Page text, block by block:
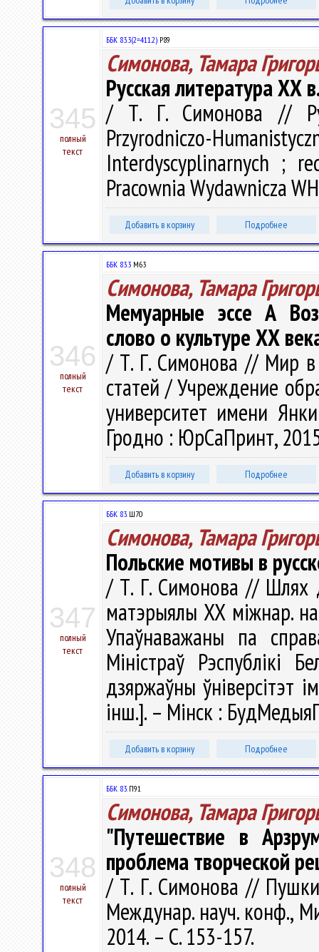
345
полный
текст
ББК 83.3(2=411.2) Р89
Симонова, Тамара
Русская литература ХХ
/ Т. Г. Симонова //
Przyrodniczo-
Interdyscyplinarnych ;
Pracownia Wydawnicza
Добавить в корзину Подробнее
346
полный
текст
ББК 83.3 М63
Симонова, Тамара
Мемуарные эссе А
слово о культуре ХХ
/ Т. Г. Симонова // Мир в
статей / Учреждение
университет имени
Гродно : ЮрСаПринт,
Добавить в корзину Подробнее
347
полный
текст
ББК 83.Ш70
Симонова, Тамара
Польские мотивы в
/ Т. Г. Симонова // Шлях
матэрыялы ХХ міжнар.
Упаўнаважаны па
Міністраў Рэспублікі
дзяржаўны ўніверсітэт
інш.]. – Мінск :
Добавить в корзину Подробнее
348
полный
текст
ББК 83.П91
Симонова, Тамара
"Путешествие в
проблема творческой
/ Т. Г. Симонова //
Междунар. науч. конф.,
2014. – С. 153-157.